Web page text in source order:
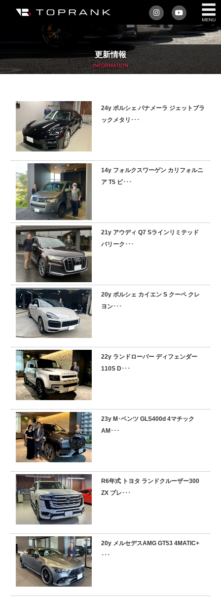
私たちについて
車を買う
アフターサービス
車を売る
店舗/スタッフ情報
インフォメーション
トップランク・マガジン
採用情報
更新情報
INFORMATION
24y ポルシェ パナメーラ ジェットブラ
ックメタリ･･･
14y フォルクスワーゲン カリフォルニ
ア T5 ビ･･･
21y アウディ Q7 Sラインリミテッド
バリーク･･･
20y ポルシェ カイエン S クーペ クレ
ヨン･･･
22y ランドローバー ディフェンダー
110S D･･･
23y M･ベンツ GLS400d 4マチック
AM･･･
R6年式 トヨタ ランドクルーザー300
ZX プレ･･･
20y メルセデスAMG GT53 4MATIC+
･･･